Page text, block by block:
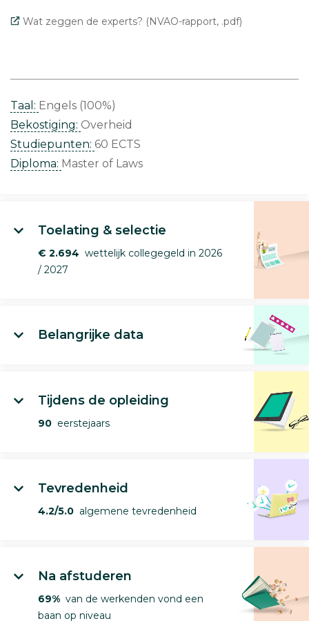
Wat zeggen de experts? (NVAO-rapport, .pdf)
Taal: Engels (100%)
Bekostiging: Overheid
Studiepunten: 60 ECTS
Diploma: Master of Laws
Toelating & selectie
€ 2.694 wettelijk collegegeld in 2026
/ 2027
Belangrijke data
Tijdens de opleiding
90 eerstejaars
Tevredenheid
4.2/5.0 algemene tevredenheid
Na afstuderen
69% van de werkenden vond een
baan op niveau